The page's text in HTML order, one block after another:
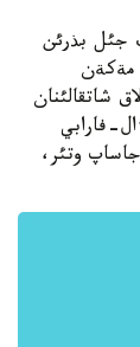
قازاقپارات - وسئدان 35 مئث جئل بذرئن
مةكةن
شاتقالئنان
فارابي
وتئر،